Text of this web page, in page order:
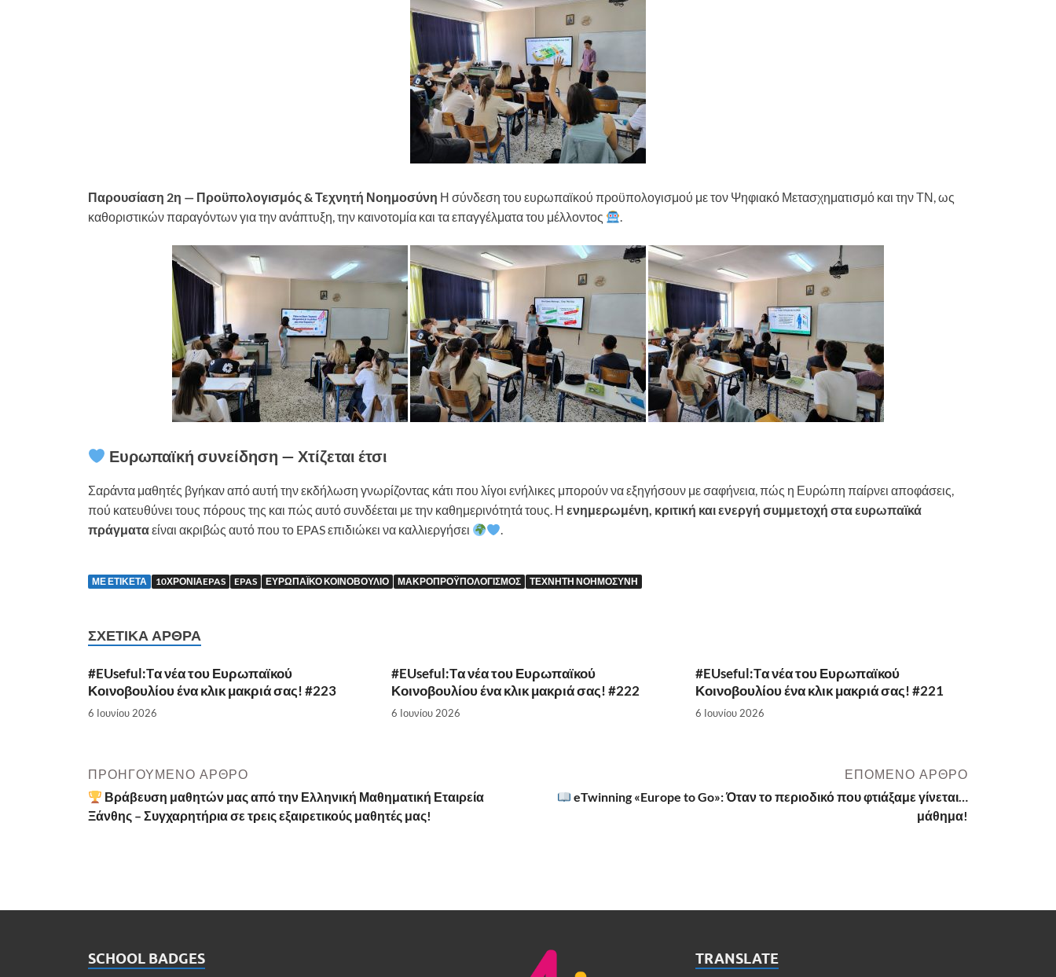
Παρουσίαση 2η — Προϋπολογισμός & Τεχνητή Νοημοσύνη Η σύνδεση του ευρωπαϊκού προϋπολογισμού με τον Ψηφιακό Μετασχηματισμό και την ΤΝ, ως
καθοριστικών παραγόντων για την ανάπτυξη, την καινοτομία και τα επαγγέλματα του μέλλοντος
.
Ευρωπαϊκή συνείδηση — Χτίζεται έτσι
Σαράντα μαθητές βγήκαν από αυτή την εκδήλωση γνωρίζοντας κάτι που λίγοι ενήλικες μπορούν να εξηγήσουν με σαφήνεια, πώς η Ευρώπη παίρνει αποφάσεις,
πού κατευθύνει τους πόρους της και πώς αυτό συνδέεται με την καθημερινότητά τους. Η ενημερωμένη, κριτική και ενεργή συμμετοχή στα ευρωπαϊκά
πράγματαείναι ακριβώς αυτό που το EPAS επιδιώκει να καλλιεργήσει .
ΜΕ ΕΤΙΚΈΤΑ 10ΧΡΌΝΙΑEPAS EPAS ΕΥΡΩΠΑΪΚΌ ΚΟΙΝΟΒΟΎΛΙΟ ΜΑΚΡΟΠΡΟΫΠΟΛΟΓΙΣΜΌΣ ΤΕΧΝΗΤΉ ΝΟΗΜΟΣΎΝΗ
ΣΧΕΤΙΚΆ ΆΡΘΡΑ
#EUseful:Tα νέα του Ευρωπαϊκού
Κοινοβουλίου ένα κλικ μακριά σας! #223
6 Ιουνίου 2026
#EUseful:Tα νέα του Ευρωπαϊκού
Κοινοβουλίου ένα κλικ μακριά σας! #222
6 Ιουνίου 2026
#EUseful:Tα νέα του Ευρωπαϊκού
Κοινοβουλίου ένα κλικ μακριά σας! #221
6 Ιουνίου 2026
ΠΡΟΗΓΟΎΜΕΝΟ ΆΡΘΡΟ
Βράβευση μαθητών μας από την Ελληνική Μαθηματική Εταιρεία
Ξάνθης – Συγχαρητήρια σε τρεις εξαιρετικούς μαθητές μας!
ΕΠΌΜΕΝΟ ΆΡΘΡΟ
eTwinning «Europe to Go»: Όταν το περιοδικό που φτιάξαμε γίνεται…
μάθημα!
SCHOOL BADGES TRANSLATE